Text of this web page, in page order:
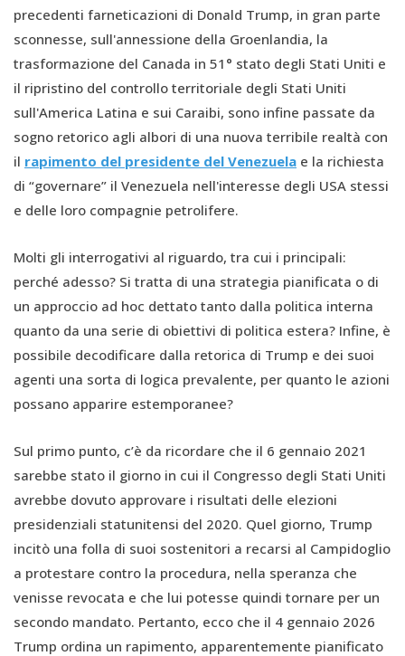
precedenti farneticazioni di Donald Trump, in gran parte
sconnesse, sull'annessione della Groenlandia, la
trasformazione del Canada in 51° stato degli Stati Uniti e
il ripristino del controllo territoriale degli Stati Uniti
sull'America Latina e sui Caraibi, sono infine passate da
sogno retorico agli albori di una nuova terribile realtà con
il rapimento del presidente del Venezuela e la richiesta
di “governare” il Venezuela nell'interesse degli USA stessi
e delle loro compagnie petrolifere.
Molti gli interrogativi al riguardo, tra cui i principali:
perché adesso? Si tratta di una strategia pianificata o di
un approccio ad hoc dettato tanto dalla politica interna
quanto da una serie di obiettivi di politica estera? Infine, è
possibile decodificare dalla retorica di Trump e dei suoi
agenti una sorta di logica prevalente, per quanto le azioni
possano apparire estemporanee?
Sul primo punto, c’è da ricordare che il 6 gennaio 2021
sarebbe stato il giorno in cui il Congresso degli Stati Uniti
avrebbe dovuto approvare i risultati delle elezioni
presidenziali statunitensi del 2020. Quel giorno, Trump
incitò una folla di suoi sostenitori a recarsi al Campidoglio
a protestare contro la procedura, nella speranza che
venisse revocata e che lui potesse quindi tornare per un
secondo mandato. Pertanto, ecco che il 4 gennaio 2026
Trump ordina un rapimento, apparentemente pianificato